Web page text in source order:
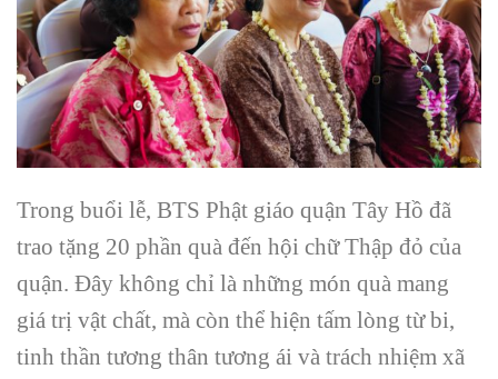
Trong buổi lễ, BTS Phật giáo quận Tây Hồ đã
trao tặng 20 phần quà đến hội chữ Thập đỏ của
quận. Đây không chỉ là những món quà mang
giá trị vật chất, mà còn thể hiện tấm lòng từ bi,
tinh thần tương thân tương ái và trách nhiệm xã